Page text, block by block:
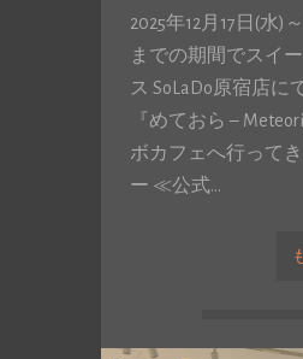
2025年12月17日(水)
までの期間でスイ
ス SoLaDo原宿店に
『めておら –
ボカフェへ行って
ー ≪公式…